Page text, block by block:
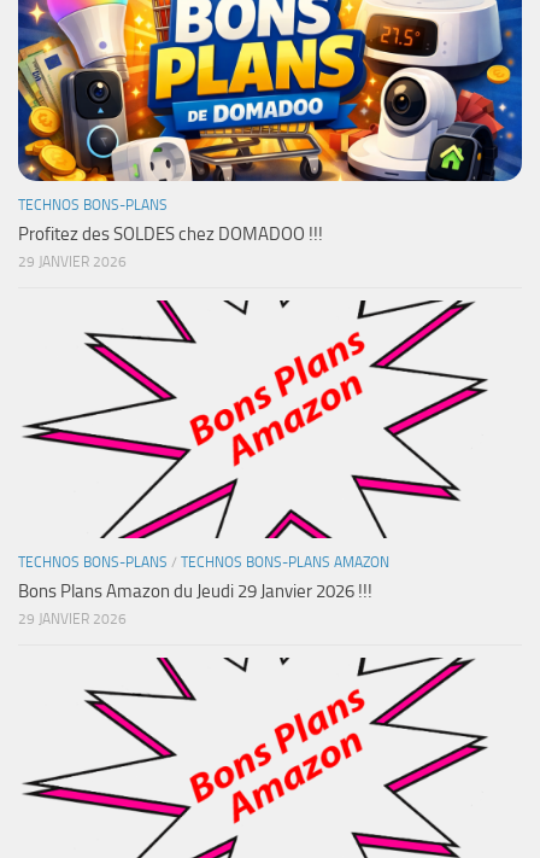
TECHNOS BONS-PLANS
Profitez des SOLDES chez DOMADOO !!!
29 JANVIER 2026
TECHNOS BONS-PLANS / TECHNOS BONS-PLANS AMAZON
Bons Plans Amazon du Jeudi 29 Janvier 2026 !!!
29 JANVIER 2026